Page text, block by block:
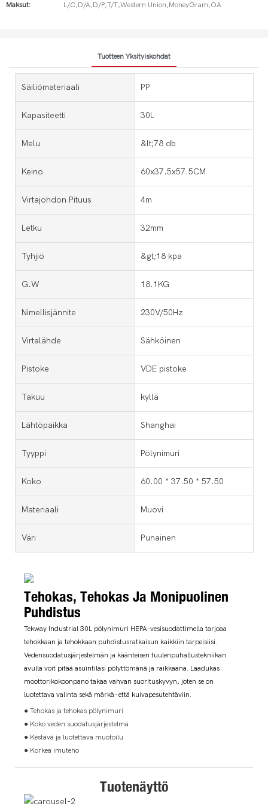
Maksut: L/C,D/A,D/P,T/T,Western Union,MoneyGram,OA
Tuotteen Yksityiskohdat
Säiliömateriaali PP
Kapasiteetti 30L
Melu &lt;78 db
Keino 60x37.5x57.5CM
Virtajohdon Pituus 4m
Letku 32mm
Tyhjiö &gt;18 kpa
G.W 18.1KG
Nimellisjännite 230V/50Hz
Virtalähde Sähköinen
Pistoke VDE pistoke
Takuu kyllä
Lähtöpaikka Shanghai
Tyyppi Pölynimuri
Koko 60.00 * 37.50 * 57.50
Materiaali Muovi
Väri Punainen
Tehokas, Tehokas Ja Monipuolinen
Puhdistus
Tekway Industrial 30L pölynimuri HEPA-vesisuodattimella tarjoaa
tehokkaan ja tehokkaan puhdistusratkaisun kaikkiin tarpeisiisi.
Vedensuodatusjärjestelmän ja käänteisen tuulenpuhallustekniikan
avulla voit pitää asuintilasi pölyttömänä ja raikkaana. Laadukas
moottorikokoonpano takaa vahvan suorituskyvyn, joten se on
luotettava valinta sekä märkä- että kuivapesutehtäviin.
● Tehokas ja tehokas pölynimuri
● Koko veden suodatusjärjestelmä
● Kestävä ja luotettava muotoilu
● Korkea imuteho
Tuotenäyttö